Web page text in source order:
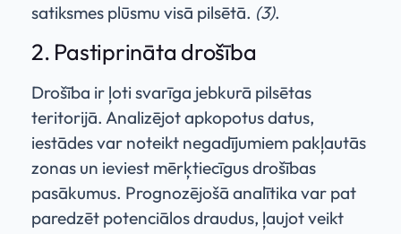
satiksmes plūsmu visā pilsētā. (3).
2. Pastiprināta drošība
Drošība ir ļoti svarīga jebkurā pilsētas
teritorijā. Analizējot apkopotus datus,
iestādes var noteikt negadījumiem pakļautās
zonas un ieviest mērķtiecīgus drošības
pasākumus. Prognozējošā analītika var pat
paredzēt potenciālos draudus, ļaujot veikt